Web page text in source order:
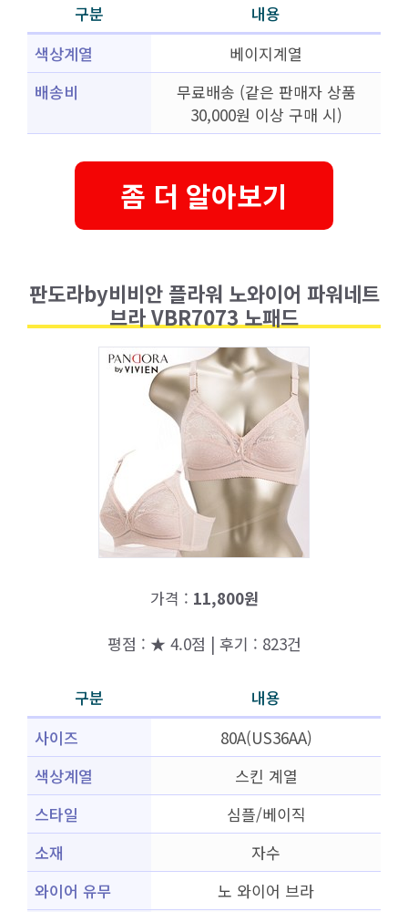
구분
내용
색상계열
베이지계열
배송비
무료배송 (같은 판매자 상품
30,000원 이상 구매 시)
좀 더 알아보기
판도라by비비안 플라워 노와이어 파워네트
브라 VBR7073 노패드
가격 : 11,800원
평점 : ★ 4.0점 | 후기 : 823건
구분
내용
사이즈
80A(US36AA)
색상계열
스킨 계열
스타일
심플/베이직
소재
자수
와이어 유무
노 와이어 브라